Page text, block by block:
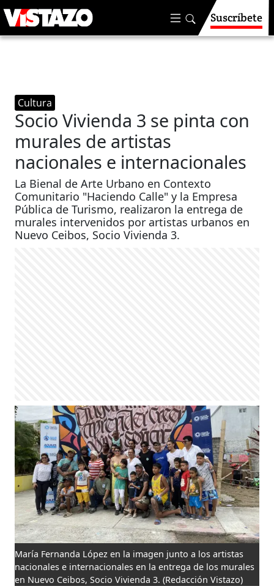
Suscríbete
Cultura
Socio Vivienda 3 se pinta con
murales de artistas
nacionales e internacionales
La Bienal de Arte Urbano en Contexto
Comunitario "Haciendo Calle" y la Empresa
Pública de Turismo, realizaron la entrega de
murales intervenidos por artistas urbanos en
Nuevo Ceibos, Socio Vivienda 3.
María Fernanda López en la imagen junto a los artistas
nacionales e internacionales en la entrega de los murales
en Nuevo Ceibos, Socio Vivienda 3.(Redacción Vistazo)